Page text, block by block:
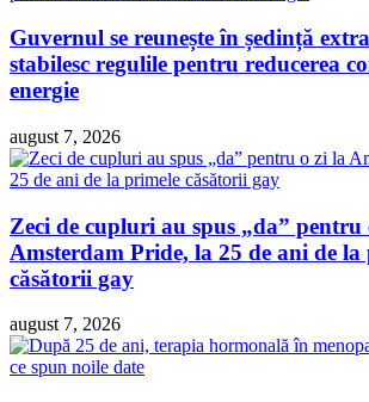
Guvernul se reunește în ședință
stabilesc regulile pentru reducerea
energie
august 7, 2026
Zeci de cupluri au spus „da” pentru
Amsterdam Pride, la 25 de ani de la
căsătorii gay
august 7, 2026